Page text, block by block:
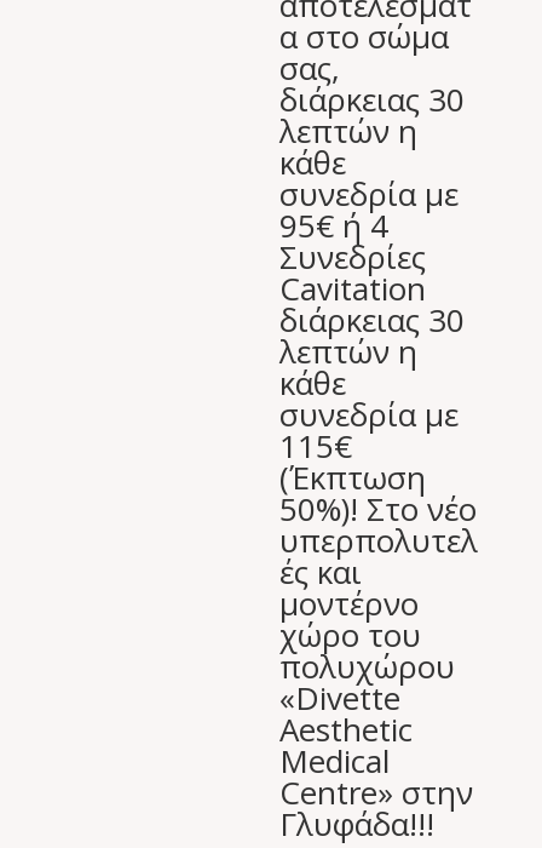
α στο σώμα
σας,
διάρκειας 30
λεπτών η
κάθε
συνεδρία με
95€ ή 4
Συνεδρίες
Cavitation
διάρκειας 30
λεπτών η
κάθε
συνεδρία με
115€
(Έκπτωση
50%)! Στο νέο
υπερπολυτελ
ές και
μοντέρνο
χώρο του
πολυχώρου
«Divette
Aesthetic
Medical
Centre» στην
Γλυφάδα!!!